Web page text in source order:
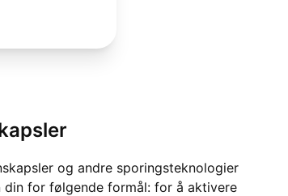
og andre sporingsteknologier
for følgende formål: for å aktivere